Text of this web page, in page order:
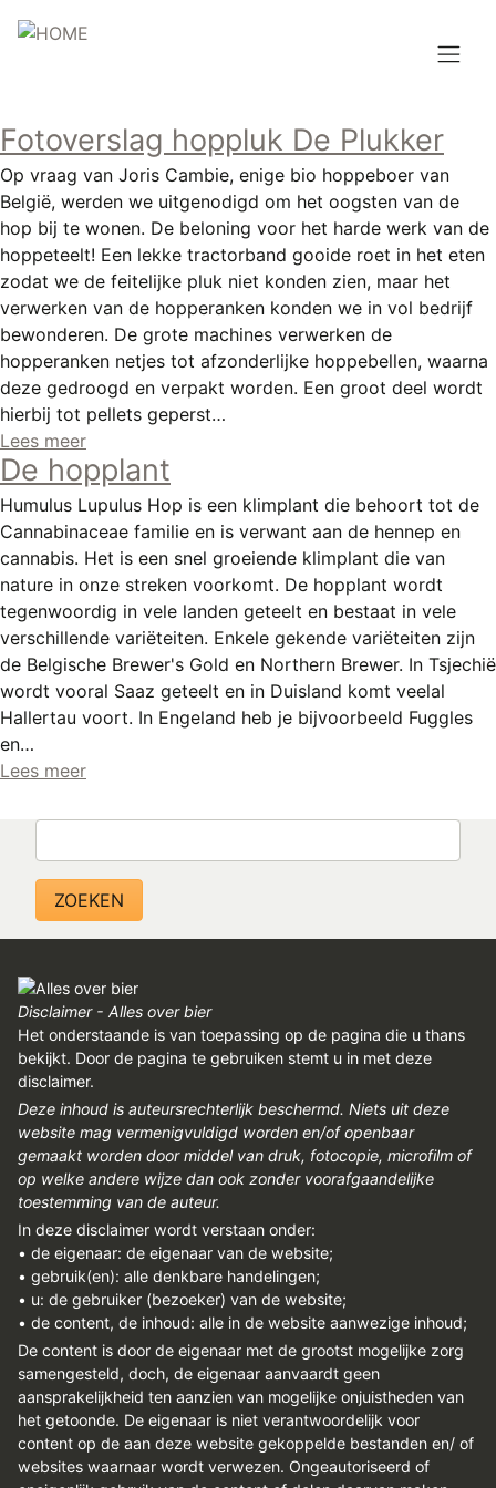
en
gaan
Topmenu
REGISTREREN
ADVERTEREN
MELDPUNT
PERS/PUBLICATIES
FACEBOOK
LINKS
Hoofdnavigatie
HOME
BROUWEN
BLOG
AANBOD
AGENDA
CONTACT
Fotoverslag hoppluk De Plukker
Op vraag van Joris Cambie, enige bio hoppeboer van
België, werden we uitgenodigd om het oogsten van de
hop bij te wonen. De beloning voor het harde werk van de
hoppeteelt! Een lekke tractorband gooide roet in het eten
zodat we de feitelijke pluk niet konden zien, maar het
verwerken van de hopperanken konden we in vol bedrijf
bewonderen. De grote machines verwerken de
hopperanken netjes tot afzonderlijke hoppebellen, waarna
deze gedroogd en verpakt worden. Een groot deel wordt
hierbij tot pellets geperst…
Lees meer
De hopplant
Humulus Lupulus Hop is een klimplant die behoort tot de
Cannabinaceae familie en is verwant aan de hennep en
cannabis. Het is een snel groeiende klimplant die van
nature in onze streken voorkomt. De hopplant wordt
tegenwoordig in vele landen geteelt en bestaat in vele
verschillende variëteiten. Enkele gekende variëteiten zijn
de Belgische Brewer's Gold en Northern Brewer. In Tsjechië
wordt vooral Saaz geteelt en in Duisland komt veelal
Hallertau voort. In Engeland heb je bijvoorbeeld Fuggles
en…
Lees meer
Disclaimer - Alles over bier
Het onderstaande is van toepassing op de pagina die u thans
bekijkt. Door de pagina te gebruiken stemt u in met deze
disclaimer.
Deze inhoud is auteursrechterlijk beschermd. Niets uit deze
website mag vermenigvuldigd worden en/of openbaar
gemaakt worden door middel van druk, fotocopie, microfilm of
op welke andere wijze dan ook zonder voorafgaandelijke
toestemming van de auteur.
In deze disclaimer wordt verstaan onder:
• de eigenaar: de eigenaar van de website;
• gebruik(en): alle denkbare handelingen;
• u: de gebruiker (bezoeker) van de website;
• de content, de inhoud: alle in de website aanwezige inhoud;
De content is door de eigenaar met de grootst mogelijke zorg
samengesteld, doch, de eigenaar aanvaardt geen
aansprakelijkheid ten aanzien van mogelijke onjuistheden van
het getoonde. De eigenaar is niet verantwoordelijk voor
content op de aan deze website gekoppelde bestanden en/ of
websites waarnaar wordt verwezen. Ongeautoriseerd of